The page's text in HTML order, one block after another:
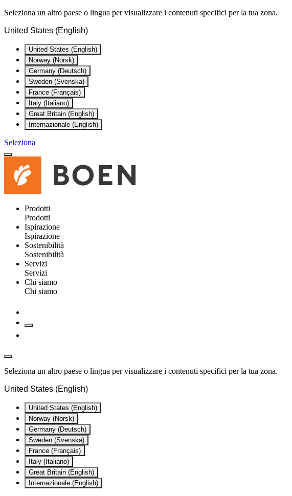
Seleziona un altro paese o lingua per visualizzare i contenuti specifici per la tua zona.
United States (English)
United States (English)
Norway (Norsk)
Germany (Deutsch)
Sweden (Svenska)
France (Français)
Italy (Italiano)
Great Britain (English)
Internazionale (English)
Seleziona
Prodotti
Prodotti
Ispirazione
Ispirazione
Sostenibilità
Sostenibilità
Servizi
Servizi
Chi siamo
Chi siamo
Seleziona un altro paese o lingua per visualizzare i contenuti specifici per la tua zona.
United States (English)
United States (English)
Norway (Norsk)
Germany (Deutsch)
Sweden (Svenska)
France (Français)
Italy (Italiano)
Great Britain (English)
Internazionale (English)